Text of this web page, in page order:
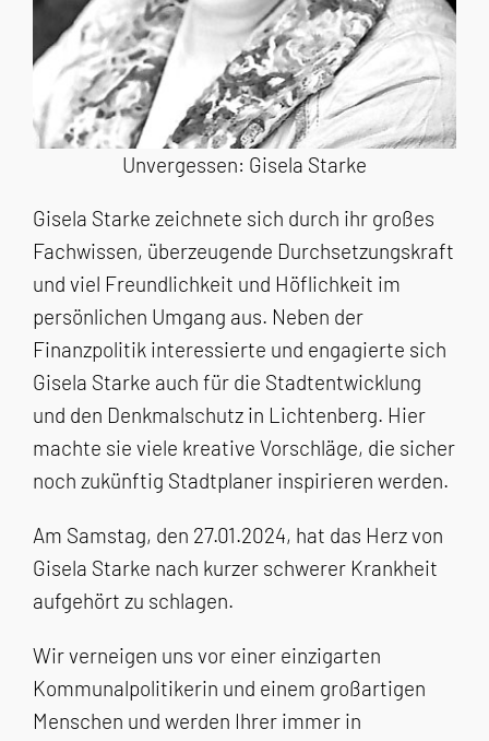
Unvergessen: Gisela Starke
Gisela Starke zeichnete sich durch ihr großes
Fachwissen, überzeugende Durchsetzungskraft
und viel Freundlichkeit und Höflichkeit im
persönlichen Umgang aus. Neben der
Finanzpolitik interessierte und engagierte sich
Gisela Starke auch für die Stadtentwicklung
und den Denkmalschutz in Lichtenberg. Hier
machte sie viele kreative Vorschläge, die sicher
noch zukünftig Stadtplaner inspirieren werden.
Am Samstag, den 27.01.2024, hat das Herz von
Gisela Starke nach kurzer schwerer Krankheit
aufgehört zu schlagen.
Wir verneigen uns vor einer einzigarten
Kommunalpolitikerin und einem großartigen
Menschen und werden Ihrer immer in